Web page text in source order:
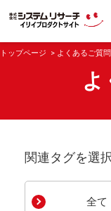
トップページ よくあるご質問
よ
関連タグを選
全て